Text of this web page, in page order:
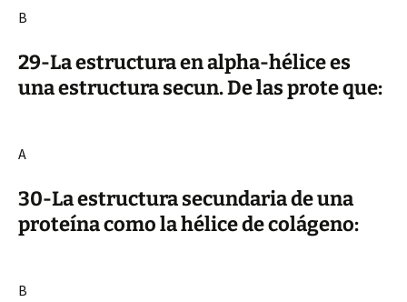
B
29-La estructura en alpha-hélice es
una estructura secun. De las prote que:
A
30-La estructura secundaria de una
proteína como la hélice de colágeno:
B